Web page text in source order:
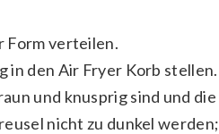
Form verteilen.
in den Air Fryer Korb stellen.
und knusprig sind und die
nicht zu dunkel werden;